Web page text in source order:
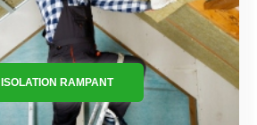
ISOLATION RAMPANT